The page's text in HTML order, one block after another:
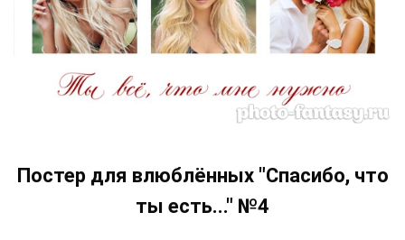
Постер для влюблённых "Спасибо, что
ты есть..." №4